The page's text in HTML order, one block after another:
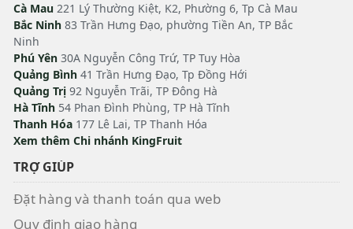
Cà Mau 221 Lý Thường Kiệt, K2, Phường 6, Tp Cà Mau
Bắc Ninh 83 Trần Hưng Đạo, phường Tiền An, TP Bắc
Ninh
Phú Yên 30A Nguyễn Công Trứ, TP Tuy Hòa
Quảng Bình 41 Trần Hưng Đạo, Tp Đồng Hới
Quảng Trị 92 Nguyễn Trãi, TP Đông Hà
Hà Tĩnh 54 Phan Đình Phùng, TP Hà Tĩnh
Thanh Hóa 177 Lê Lai, TP Thanh Hóa
Xem thêm Chi nhánh KingFruit
TRỢ GIÚP
Đặt hàng và thanh toán qua web
Quy định giao hàng